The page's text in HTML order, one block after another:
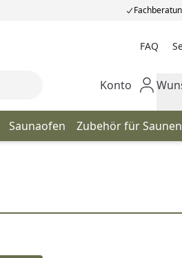
FAQ
Mein Konto
Konto
Saunaofen Zubehör für Saunen